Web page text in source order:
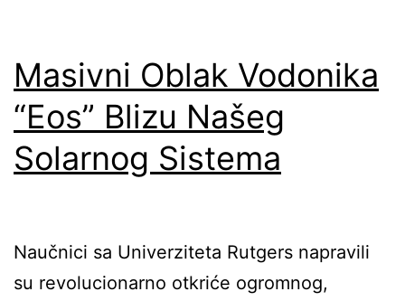
Masivni Oblak Vodonika
“Eos” Blizu Našeg
Solarnog Sistema
Naučnici sa Univerziteta Rutgers napravili
su revolucionarno otkriće ogromnog,